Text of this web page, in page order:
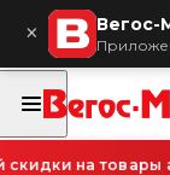
× Вегос-
на товары